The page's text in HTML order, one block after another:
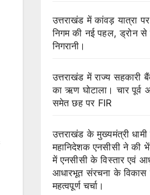
उत्तराखंड में कांवड़ यात्रा पर
निगम की नई पहल, ड्रोन से
निगरानी।
उत्तराखंड में राज्य सहकारी
का ऋण घोटाला। चार पूर्व
समेत छह पर FIR
उत्तराखंड के मुख्यमंत्री
महानिदेशक एनसीसी ने की
में एनसीसी के विस्तार एवं
आधारभूत संरचना के विकास
महत्वपूर्ण चर्चा।